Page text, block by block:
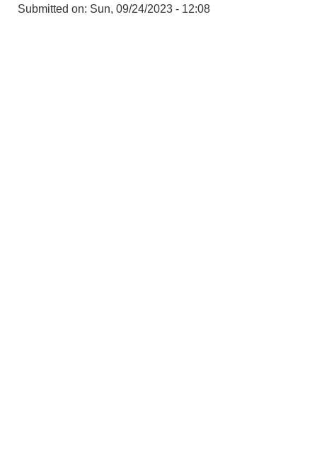
Submitted on: Sun, 09/24/2023 - 12:08